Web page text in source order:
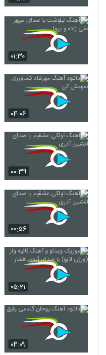
۰۱:۳۰
۰۴:۰۶
۰۰:۳۹
۰۰:۵۶
۰۵:۲۱
۰۴:۰۹